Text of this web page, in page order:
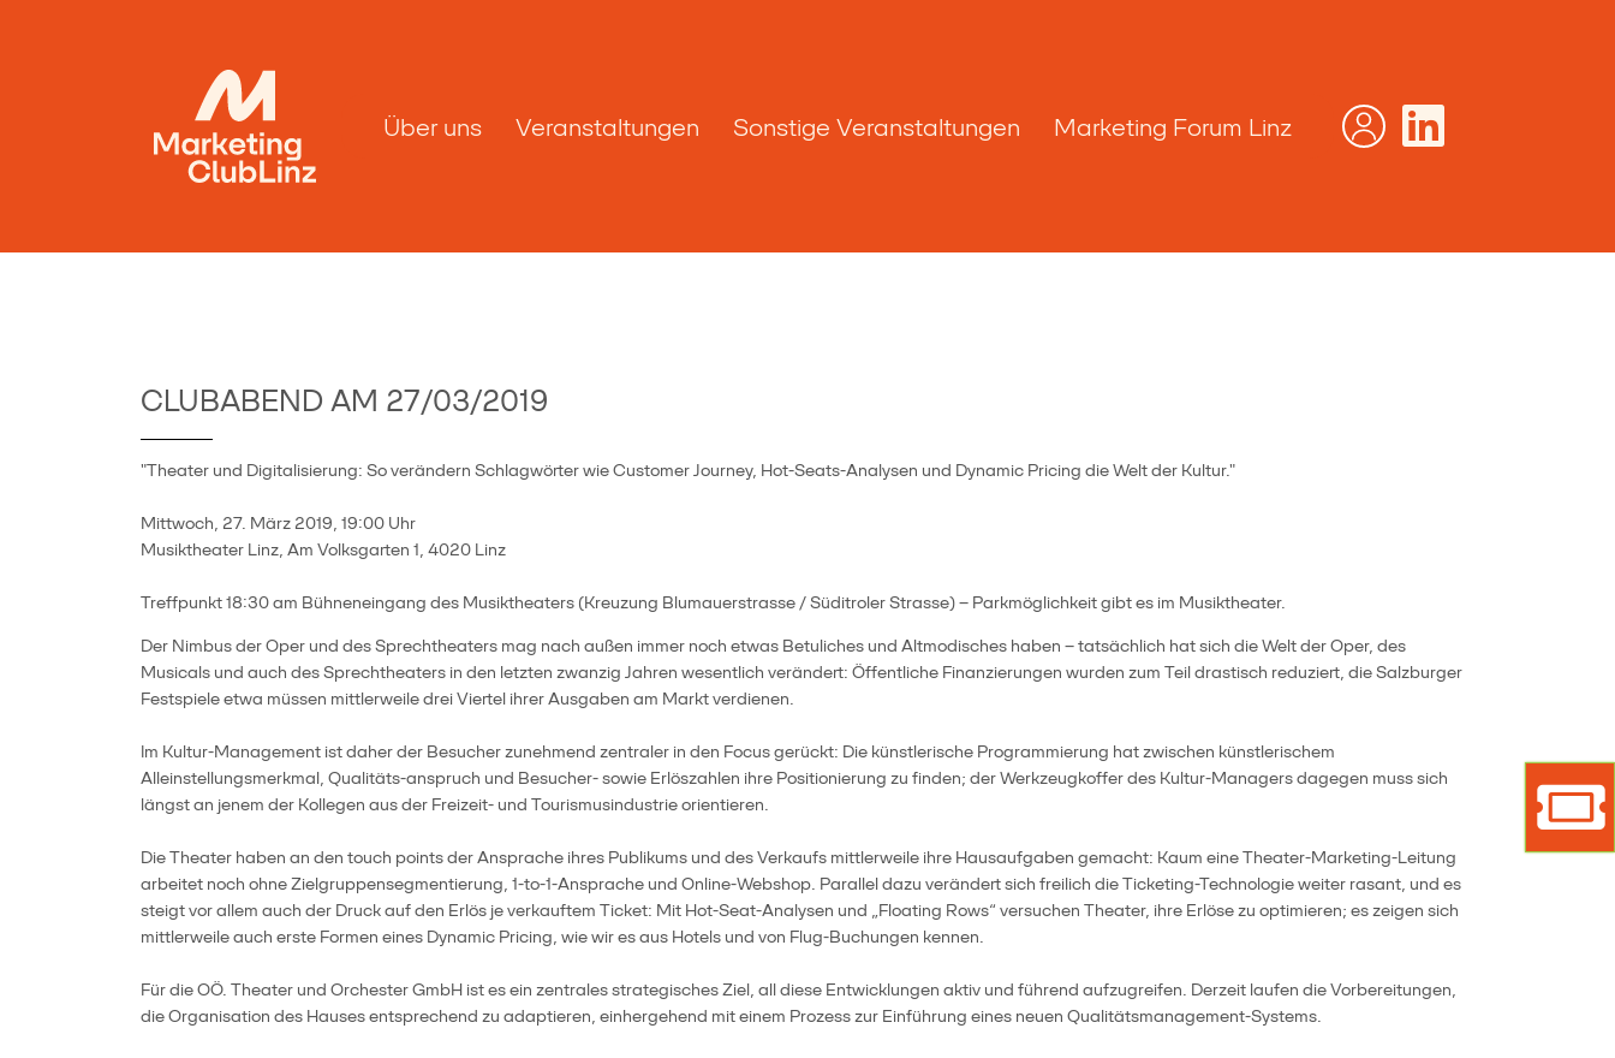
Über uns Veranstaltungen Sonstige Veranstaltungen Marketing Forum Linz
CLUBABEND AM 27/03/2019
"Theater und Digitalisierung: So verändern Schlagwörter wie Customer Journey, Hot-Seats-Analysen und Dynamic Pricing die Welt der Kultur."
Mittwoch, 27. März 2019, 19:00 Uhr
Musiktheater Linz, Am Volksgarten 1, 4020 Linz
Treffpunkt 18:30 am Bühneneingang des Musiktheaters (Kreuzung Blumauerstrasse / Süditroler Strasse) – Parkmöglichkeit gibt es im Musiktheater.
Der Nimbus der Oper und des Sprechtheaters mag nach außen immer noch etwas Betuliches und Altmodisches haben – tatsächlich hat sich die Welt der Oper, des
Musicals und auch des Sprechtheaters in den letzten zwanzig Jahren wesentlich verändert: Öffentliche Finanzierungen wurden zum Teil drastisch reduziert, die Salzburger
Festspiele etwa müssen mittlerweile drei Viertel ihrer Ausgaben am Markt verdienen.
Im Kultur-Management ist daher der Besucher zunehmend zentraler in den Focus gerückt: Die künstlerische Programmierung hat zwischen künstlerischem
Alleinstellungsmerkmal, Qualitäts-anspruch und Besucher- sowie Erlöszahlen ihre Positionierung zu finden; der Werkzeugkoffer des Kultur-Managers dagegen muss sich
längst an jenem der Kollegen aus der Freizeit- und Tourismusindustrie orientieren.
Die Theater haben an den touch points der Ansprache ihres Publikums und des Verkaufs mittlerweile ihre Hausaufgaben gemacht: Kaum eine Theater-Marketing-Leitung
arbeitet noch ohne Zielgruppensegmentierung, 1-to-1-Ansprache und Online-Webshop. Parallel dazu verändert sich freilich die Ticketing-Technologie weiter rasant, und es
steigt vor allem auch der Druck auf den Erlös je verkauftem Ticket: Mit Hot-Seat-Analysen und „Floating Rows“ versuchen Theater, ihre Erlöse zu optimieren; es zeigen sich
mittlerweile auch erste Formen eines Dynamic Pricing, wie wir es aus Hotels und von Flug-Buchungen kennen.
Für die OÖ. Theater und Orchester GmbH ist es ein zentrales strategisches Ziel, all diese Entwicklungen aktiv und führend aufzugreifen. Derzeit laufen die Vorbereitungen,
die Organisation des Hauses entsprechend zu adaptieren, einhergehend mit einem Prozess zur Einführung eines neuen Qualitätsmanagement-Systems.